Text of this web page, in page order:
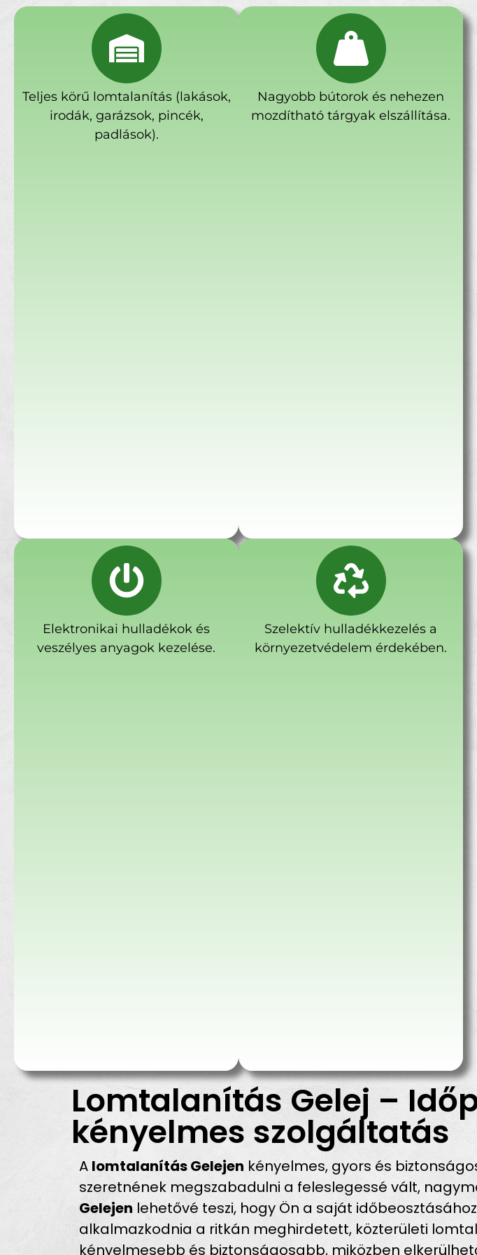
Teljes körű lomtalanítás (lakások,
irodák, garázsok, pincék,
padlások).
Nagyobb bútorok és nehezen
mozdítható tárgyak elszállítása.
Elektronikai hulladékok és
veszélyes anyagok kezelése.
Szelektív hulladékkezelés a
környezetvédelem érdekében.
Lomtalanítás Gelej –
kényelmes szolgáltatás
A lomtalanítás Gelejen kényelmes, gyors és
szeretnének megszabadulni a feleslegessé vált,
Gelejen lehetővé teszi, hogy Ön a saját
alkalmazkodnia a ritkán meghirdetett, közterületi
kényelmesebb és biztonságosabb, miközben